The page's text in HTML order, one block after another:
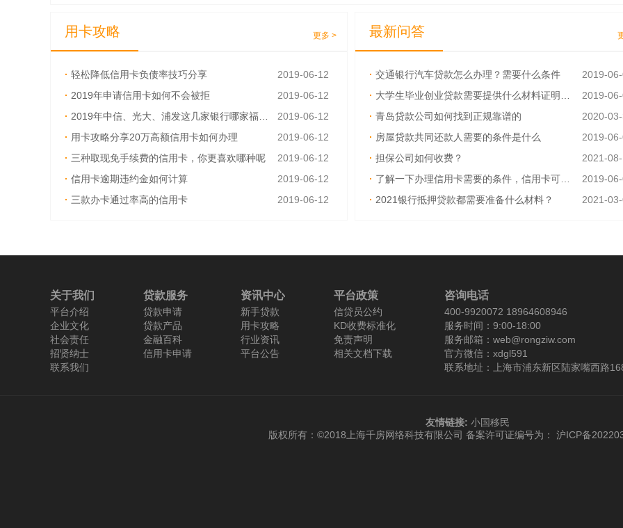
用卡攻略 更多 >
· 轻松降低信用卡负债率技巧分享
2019-06-12
· 2019年申请信用卡如何不会被拒
2019-06-12
· 2019年中信、光大、浦发这几家银行哪家福利多
2019-06-12
· 用卡攻略分享20万高额信用卡如何办理
2019-06-12
· 三种取现免手续费的信用卡，你更喜欢哪种呢
2019-06-12
· 信用卡逾期违约金如何计算
2019-06-12
· 三款办卡通过率高的信用卡
2019-06-12
最新问答
· 交通银行汽车贷款怎么办理？需要什么条件
2019-
· 大学生毕业创业贷款需要提供什么材料证明呢？
2019-
· 青岛贷款公司如何找到正规靠谱的
2020-
· 房屋贷款共同还款人需要的条件是什么
2019-
· 担保公司如何收费？
2021-
· 了解一下办理信用卡需要的条件，信用卡可以异地激活吗
2019-
· 2021银行抵押贷款都需要准备什么材料？
2021-
关于我们
平台介绍
企业文化
社会责任
招贤纳士
联系我们
贷款服务
贷款申请
贷款产品
金融百科
信用卡申请
资讯中心
新手贷款
用卡攻略
行业资讯
平台公告
平台政策
信贷员公约
KD收费标准化
免责声明
相关文档下载
咨询电话
400-9920072 18964608946
服务时间：9:00-18:00
服务邮箱：web@rongziw.com
官方微信：xdgl591
联系地址：上海市浦东新区陆家嘴西路
友情链接: 小国移民
版权所有：©2018上海千房网络科技有限公司 备案许可证编号为： 沪ICP备